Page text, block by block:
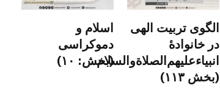
الگوی تربیت الهی
در خانوادۀ
انبیاءعلیهم‌الصلاةو‌السلام
(بخش ۱۱۳)
اسلام و
دموکراسی
(بخش: ۱۰)